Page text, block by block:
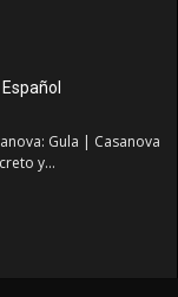
Gula | Casanova
y...